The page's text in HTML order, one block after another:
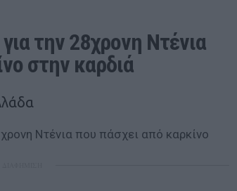
την 28χρονη Ντένια
στην καρδιά